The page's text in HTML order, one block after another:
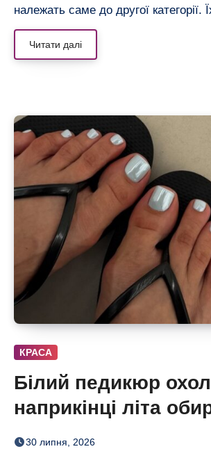
належать саме до другої категорії.
Читати далі
КРАСА
Білий педикюр
наприкінці літа
сіро-блакитний
30 липня, 2026